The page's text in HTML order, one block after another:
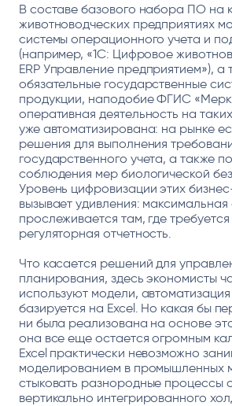
В составе базового набора ПО на
животноводческих предприятиях
системы операционного учета и
(например, «1С: Цифровое
ERP Управление предприятием»), а
обязательные государственные
продукции, наподобие ФГИС
оперативная деятельность на
уже автоматизирована: на рынке
решения для выполнения
государственного учета, а также
соблюдения мер биологической
Уровень цифровизации этих
вызывает удивления: максимальная
прослеживается там, где
регуляторная отчетность.
Что касается решений для
планирования, здесь экономисты
используют модели,
базируется на Excel. Но какая бы
ни была реализована на основе
она все еще остается огромным
Excel практически невозможно
моделированием в промышленных
стыковать разнородные процессы
вертикально интегрированного